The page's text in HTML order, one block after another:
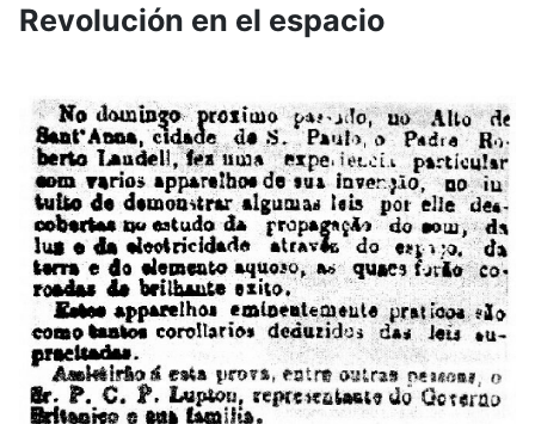
Revolución en el espacio